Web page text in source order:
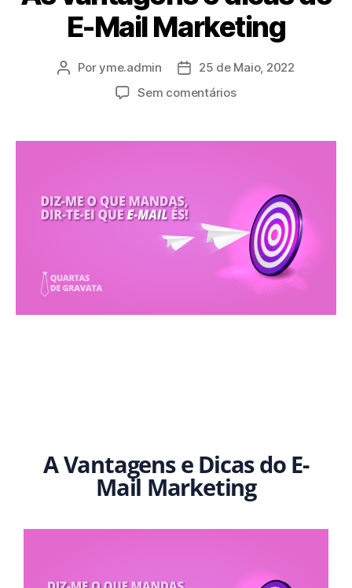
E-Mail Marketing
Poryme.admin
25 de Maio, 2022
Sem comentários
A Vantagens e Dicas do E-
Mail Marketing